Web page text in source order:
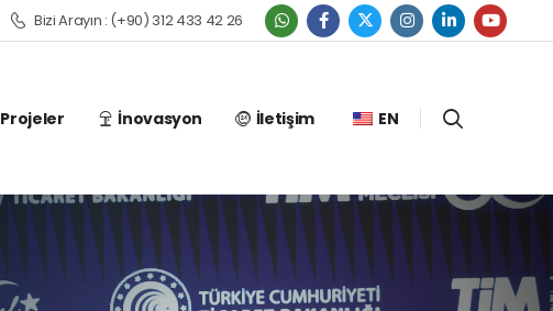
Bizi Arayın : (+90) 312 433 42 26
Projeler İnovasyon İletişim EN